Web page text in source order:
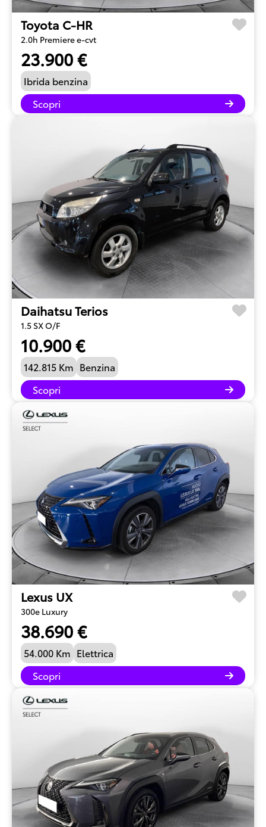
Toyota C-HR
2.0h Premiere e-cvt
23.900 €
Ibrida benzina
Scopri
Daihatsu Terios
1.5 SX O/F
10.900 €
142.815 Km Benzina
Scopri
Lexus UX
300e Luxury
38.690 €
54.000 Km Elettrica
Scopri